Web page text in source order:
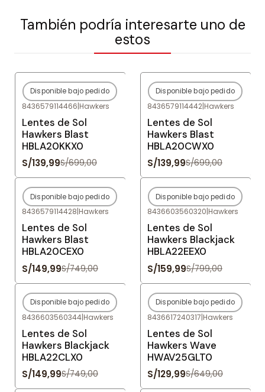
También podría interesarte uno de
estos
-80%OFF
Agotado
Disponible bajo pedido
8436579114466|Hawkers
Lentes de Sol
Hawkers Blast
HBLA20KKX0
S/139,99S/699,00
-80%OFF
Agotado
Disponible bajo pedido
8436579114442|Hawkers
Lentes de Sol
Hawkers Blast
HBLA20CWX0
S/139,99S/699,00
-80%OFF
Agotado
Disponible bajo pedido
8436579114428|Hawkers
Lentes de Sol
Hawkers Blast
HBLA20CEX0
S/149,99S/749,00
-80%OFF
Agotado
Disponible bajo pedido
8436603560320|Hawkers
Lentes de Sol
Hawkers Blackjack
HBLA22EEX0
S/159,99S/799,00
-80%OFF
Agotado
Disponible bajo pedido
8436603560344|Hawkers
Lentes de Sol
Hawkers Blackjack
HBLA22CLX0
S/149,99S/749,00
-80%OFF
Agotado
Disponible bajo pedido
8436617240317|Hawkers
Lentes de Sol
Hawkers Wave
HWAV25GLT0
S/129,99S/649,00